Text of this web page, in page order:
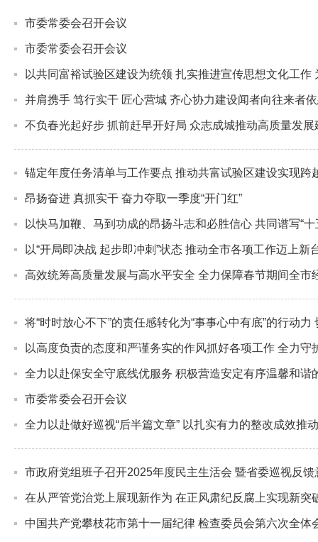
市委常委会召开会议
市委常委会召开会议
以共同富裕试验区建设为统领 扎实推进宣传思想文化工作
并肩携手 笃行实干 匠心营城 齐心协力建设闻者向往来者
不负春光起好步 抓前赶早开好局 众志成城推动高质量发
锚定年度任务清单与工作要点 推动共富试验区建设实现跨
昂扬奋进 真抓实干 奋力夺取一季度“开门红”
以快马加鞭、马到功成的昂扬斗志和必胜信心 共同谱写“
以“开局即决战 起步即冲刺”状态 推动全市各项工作迈上新
高效统筹高质量发展与高水平安全 全力保障春节期间全市
将“时时放心不下”的责任感转化为“事事心中有底”的行动
以高度负责的态度和严谨务实的作风抓好各项工作 全力守
全力以赴保安全守底线优服务 积极营造安定有序温馨和谐
市委常委会召开会议
全力以赴做好巡视“后半篇文章” 以扎实有力的整改成效推
市政府党组班子召开2025年度民主生活会 暨省委巡视反
在从严管党治党上展现新作为 在正风肃纪反腐上实现新
中国共产党攀枝花市第十一届纪律 检查委员会第六次全体